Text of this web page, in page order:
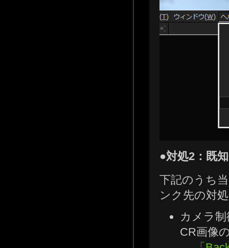
●対処2：既
下記のうち
ンク先の対
カメラ
CR画像